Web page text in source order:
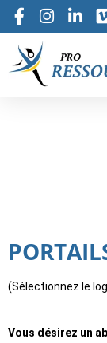
(Sélectionnez le
Vous désirez un